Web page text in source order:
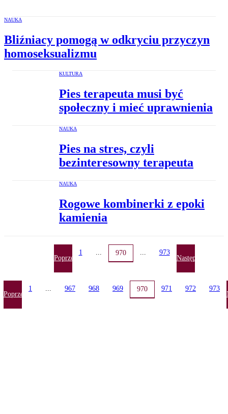
NAUKA
Bliźniacy pomogą w odkryciu przyczyn
homoseksualizmu
KULTURA
Pies terapeuta musi być
społeczny i mieć uprawnienia
NAUKA
Pies na stres, czyli
bezinteresowny terapeuta
NAUKA
Rogowe kombinerki z epoki
kamienia
Poprzednia
1 970 973
Następna
Poprzednia
1 967 968 969 970 971 972 973